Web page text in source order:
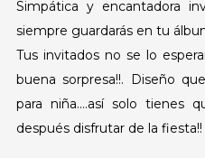
Simpática y encantadora
siempre guardarás en tu
Tus invitados no se lo
buena sorpresa!!. Diseño
para niña....así solo tienes
después disfrutar de la fiesta!!